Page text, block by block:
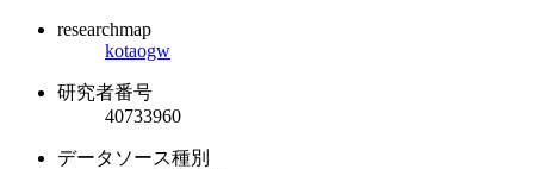
researchmap
kotaogw
研究者番号
40733960
データソース種別